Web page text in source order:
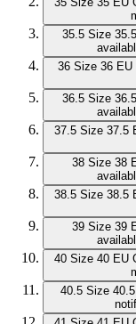
35.5 Size
36 Size 36 EU
36.5 Size
37.5 Size 37.5
38 Size 38
38.5 Size 38.5
39 Size 39
40 Size 40 EU
40.5 Size